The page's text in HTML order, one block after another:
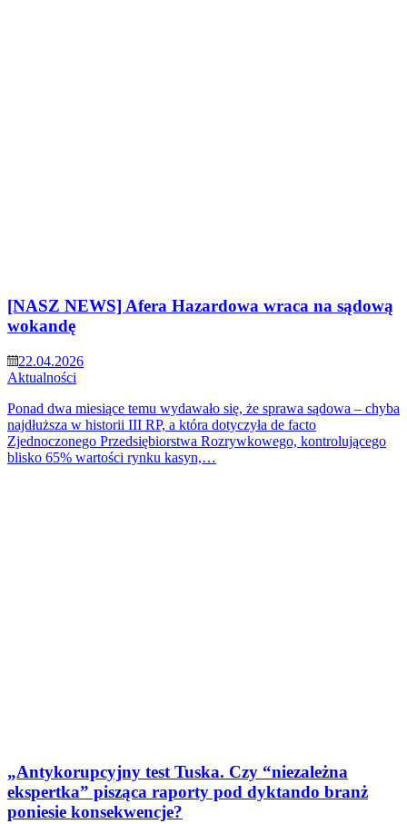
[NASZ NEWS] Afera Hazardowa wraca na sądową
wokandę
22.04.2026
Aktualności
Ponad dwa miesiące temu wydawało się, że sprawa sądowa – chyba
najdłuższa w historii III RP, a która dotyczyła de facto
Zjednoczonego Przedsiębiorstwa Rozrywkowego, kontrolującego
blisko 65% wartości rynku kasyn,…
„Antykorupcyjny test Tuska. Czy “niezależna
ekspertka” pisząca raporty pod dyktando branż
poniesie konsekwencje?